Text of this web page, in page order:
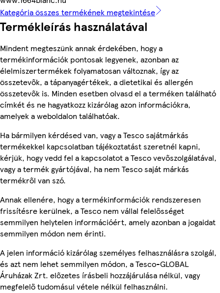
Kategória összes termékének megtekintése
Termékleírás használatával
Mindent megteszünk annak érdekében, hogy a
termékinformációk pontosak legyenek, azonban az
élelmiszertermékek folyamatosan változnak, így az
összetevők, a tápanyagértékek, a dietetikai és allergén
összetevők is. Minden esetben olvasd el a terméken található
címkét és ne hagyatkozz kizárólag azon információkra,
amelyek a weboldalon találhatóak.
Ha bármilyen kérdésed van, vagy a Tesco sajátmárkás
termékekkel kapcsolatban tájékoztatást szeretnél kapni,
kérjük, hogy vedd fel a kapcsolatot a Tesco vevőszolgálatával,
vagy a termék gyártójával, ha nem Tesco saját márkás
termékről van szó.
Annak ellenére, hogy a termékinformációk rendszeresen
frissítésre kerülnek, a Tesco nem vállal felelősséget
semmilyen helytelen információért, amely azonban a jogaidat
semmilyen módon nem érinti.
A jelen információ kizárólag személyes felhasználásra szolgál,
és azt nem lehet semmilyen módon, a Tesco-GLOBAL
Áruházak Zrt. előzetes írásbeli hozzájárulása nélkül, vagy
megfelelő tudomásul vétele nélkül felhasználni.